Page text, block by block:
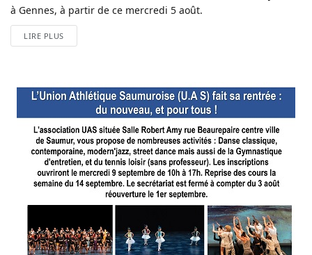
à Gennes, à partir de ce mercredi 5 août.
LIRE PLUS